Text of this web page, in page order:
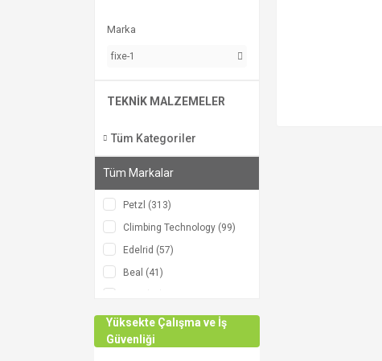
Marka
fixe-1
TEKNİK MALZEMELER
Tüm Kategoriler
Tüm Markalar
Petzl (313)
Climbing Technology (99)
Edelrid (57)
Beal (41)
Singingrock (30)
KOUBA (24)
Yüksekte Çalışma ve İş
Güvenliği